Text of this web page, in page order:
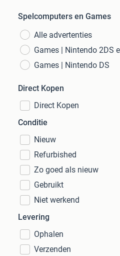
Spelcomputers en Games
Alle advertenties
Games | Nintendo 2DS
Games | Nintendo DS
Direct Kopen
Direct Kopen
Conditie
Nieuw
Refurbished
Zo goed als nieuw
Gebruikt
Niet werkend
Levering
Ophalen
Verzenden